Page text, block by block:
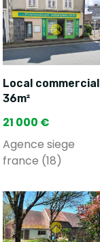
Local commercial
36m²
21 000 €
Agence siege
france (18)